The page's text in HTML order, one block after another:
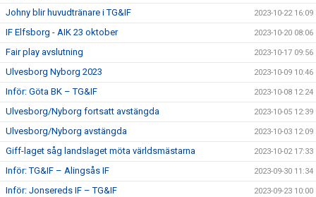
Johny blir huvudtränare i TG&IF 2023-10-22 16:09
IF Elfsborg - AIK 23 oktober 2023-10-20 08:06
Fair play avslutning 2023-10-17 09:56
Ulvesborg Nyborg 2023 2023-10-09 10:46
Inför: Göta BK – TG&IF 2023-10-08 12:24
Ulvesborg/Nyborg fortsatt avstängda 2023-10-05 12:39
Ulvesborg/Nyborg avstängda 2023-10-03 12:09
Giff-laget såg landslaget möta världsmästarna 2023-10-02 17:33
Inför: TG&IF – Alingsås IF 2023-09-30 11:34
Inför: Jonsereds IF – TG&IF 2023-09-23 10:00